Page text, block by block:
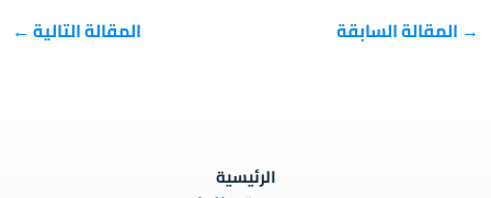
→ المقالة السابقة المقالة التالية ←
الرئيسية